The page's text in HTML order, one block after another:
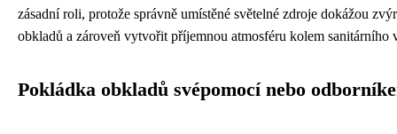
zásadní roli, protože správně umístěné světelné zdroje dokážou
obkladů a zároveň vytvořit příjemnou atmosféru kolem sanitárního
Pokládka obkladů svépomocí nebo